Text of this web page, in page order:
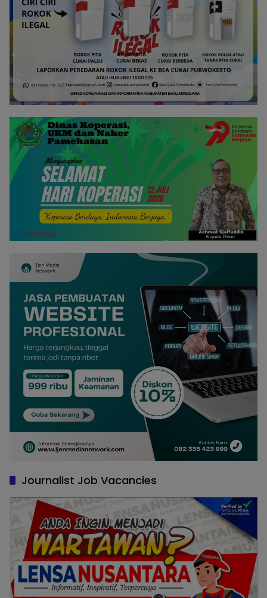
Journalist Job Vacancies